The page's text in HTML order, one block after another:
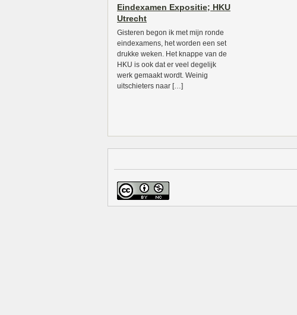
Eindexamen Expositie; HKU
Utrecht
Gisteren begon ik met mijn ronde
eindexamens, het worden een set
drukke weken. Het knappe van de
HKU is ook dat er veel degelijk
werk gemaakt wordt. Weinig
uitschieters naar […]